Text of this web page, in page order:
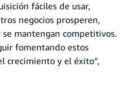
fáciles de usar,
negocios prosperen,
se mantengan competitivos.
fomentando estos
crecimiento y el éxito”,